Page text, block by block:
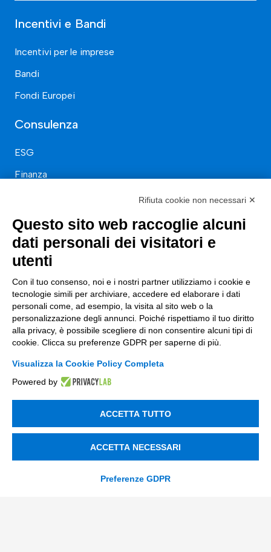
Incentivi e Bandi
Incentivi per le imprese
Bandi
Fondi Europei
Consulenza
ESG
Finanza
Innovazione di prodotto e processo
Digital Marketing
Data & BI
Trasformazione Digitale
Compliance Normativa Integrata
Soluzioni Digitali
Smart Factory
Supply Chain
Soluzioni AI
Rifiuta cookie non necessari ✕
Questo sito web raccoglie alcuni
dati personali dei visitatori e
utenti
Con il tuo consenso, noi e i nostri partner utilizziamo i cookie e
tecnologie simili per archiviare, accedere ed elaborare i dati
personali come, ad esempio, la visita al sito web o la
personalizzazione degli annunci. Poiché rispettiamo il tuo diritto
alla privacy, è possibile scegliere di non consentire alcuni tipi di
cookie. Clicca su preferenze GDPR per saperne di più.
Visualizza la Cookie Policy Completa
Powered by
ACCETTA TUTTO
ACCETTA NECESSARI
Preferenze GDPR